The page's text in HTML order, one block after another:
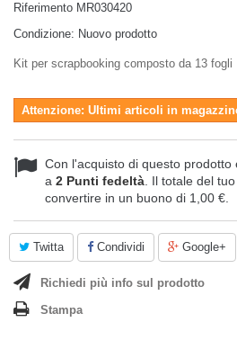
Riferimento MR030420
Condizione: Nuovo prodotto
Kit per scrapbooking composto da 13 fogli
Attenzione: Ultimi articoli in
Con l'acquisto di questo
a 2 Punti fedeltà . Il totale del
convertire in un buono di 1,00 €
Twitta Condividi Google+
Richiedi più info sul prodotto
Stampa